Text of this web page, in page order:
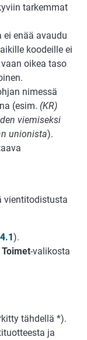
tarkemmat
ei enää avaudu
koodeille ei
oikea taso
nimessä
(esim. (KR)
viemiseksi
unionista).
vientitodistusta
).
Toimet-valikosta
tähdellä *).
ja